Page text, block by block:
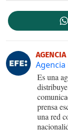
AGENCIA
Agencia
Es una
prensa
una red